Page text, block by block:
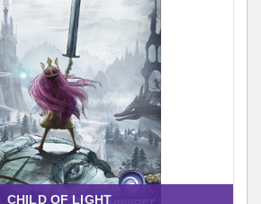
CHILD OF LIGHT